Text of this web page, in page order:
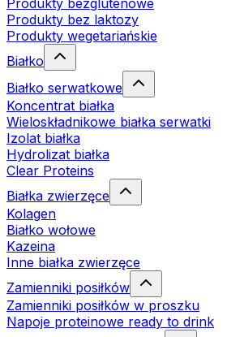
Produkty bezglutenowe
Produkty bez laktozy
Produkty wegetariańskie
Białko
Białko serwatkowe
Koncentrat białka
Wieloskładnikowe białka serwatki
Izolat białka
Hydrolizat białka
Clear Proteins
Białka zwierzęce
Kolagen
Białko wołowe
Kazeina
Inne białka zwierzęce
Zamienniki posiłków
Zamienniki posiłków w proszku
Napoje proteinowe ready to drink